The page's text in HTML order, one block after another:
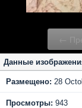
←
Данные
Размещено: 28
Просмотры: 943